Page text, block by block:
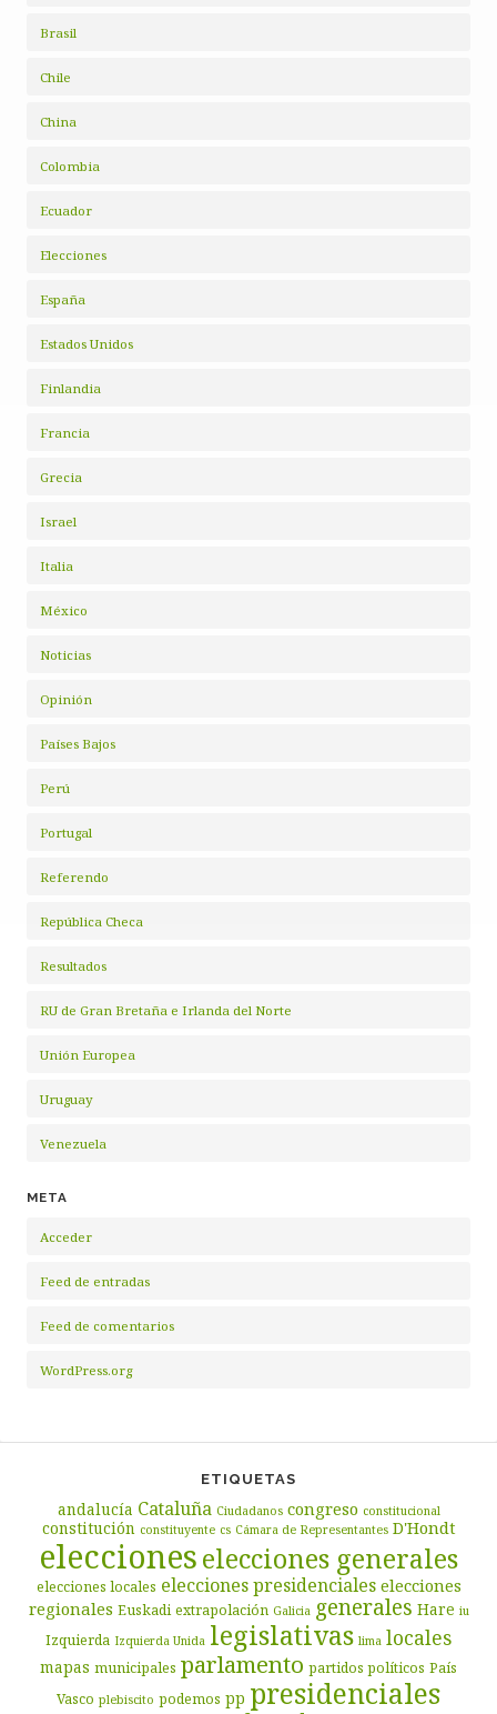
Brasil
Chile
China
Colombia
Ecuador
Elecciones
España
Estados Unidos
Finlandia
Francia
Grecia
Israel
Italia
México
Noticias
Opinión
Países Bajos
Perú
Portugal
Referendo
República Checa
Resultados
RU de Gran Bretaña e Irlanda del Norte
Unión Europea
Uruguay
Venezuela
META
Acceder
Feed de entradas
Feed de comentarios
WordPress.org
ETIQUETAS
andalucía Cataluña Ciudadanos congreso constitucional
constitución constituyente cs Cámara de Representantes D'Hondt
eleccioneselecciones generales
elecciones locales elecciones presidenciales elecciones
regionales Euskadi extrapolación Galicia generales Hare iu
Izquierda Izquierda Unida legislativas lima locales
mapas municipales parlamento partidos políticos País
Vasco plebiscito podemos pp presidenciales